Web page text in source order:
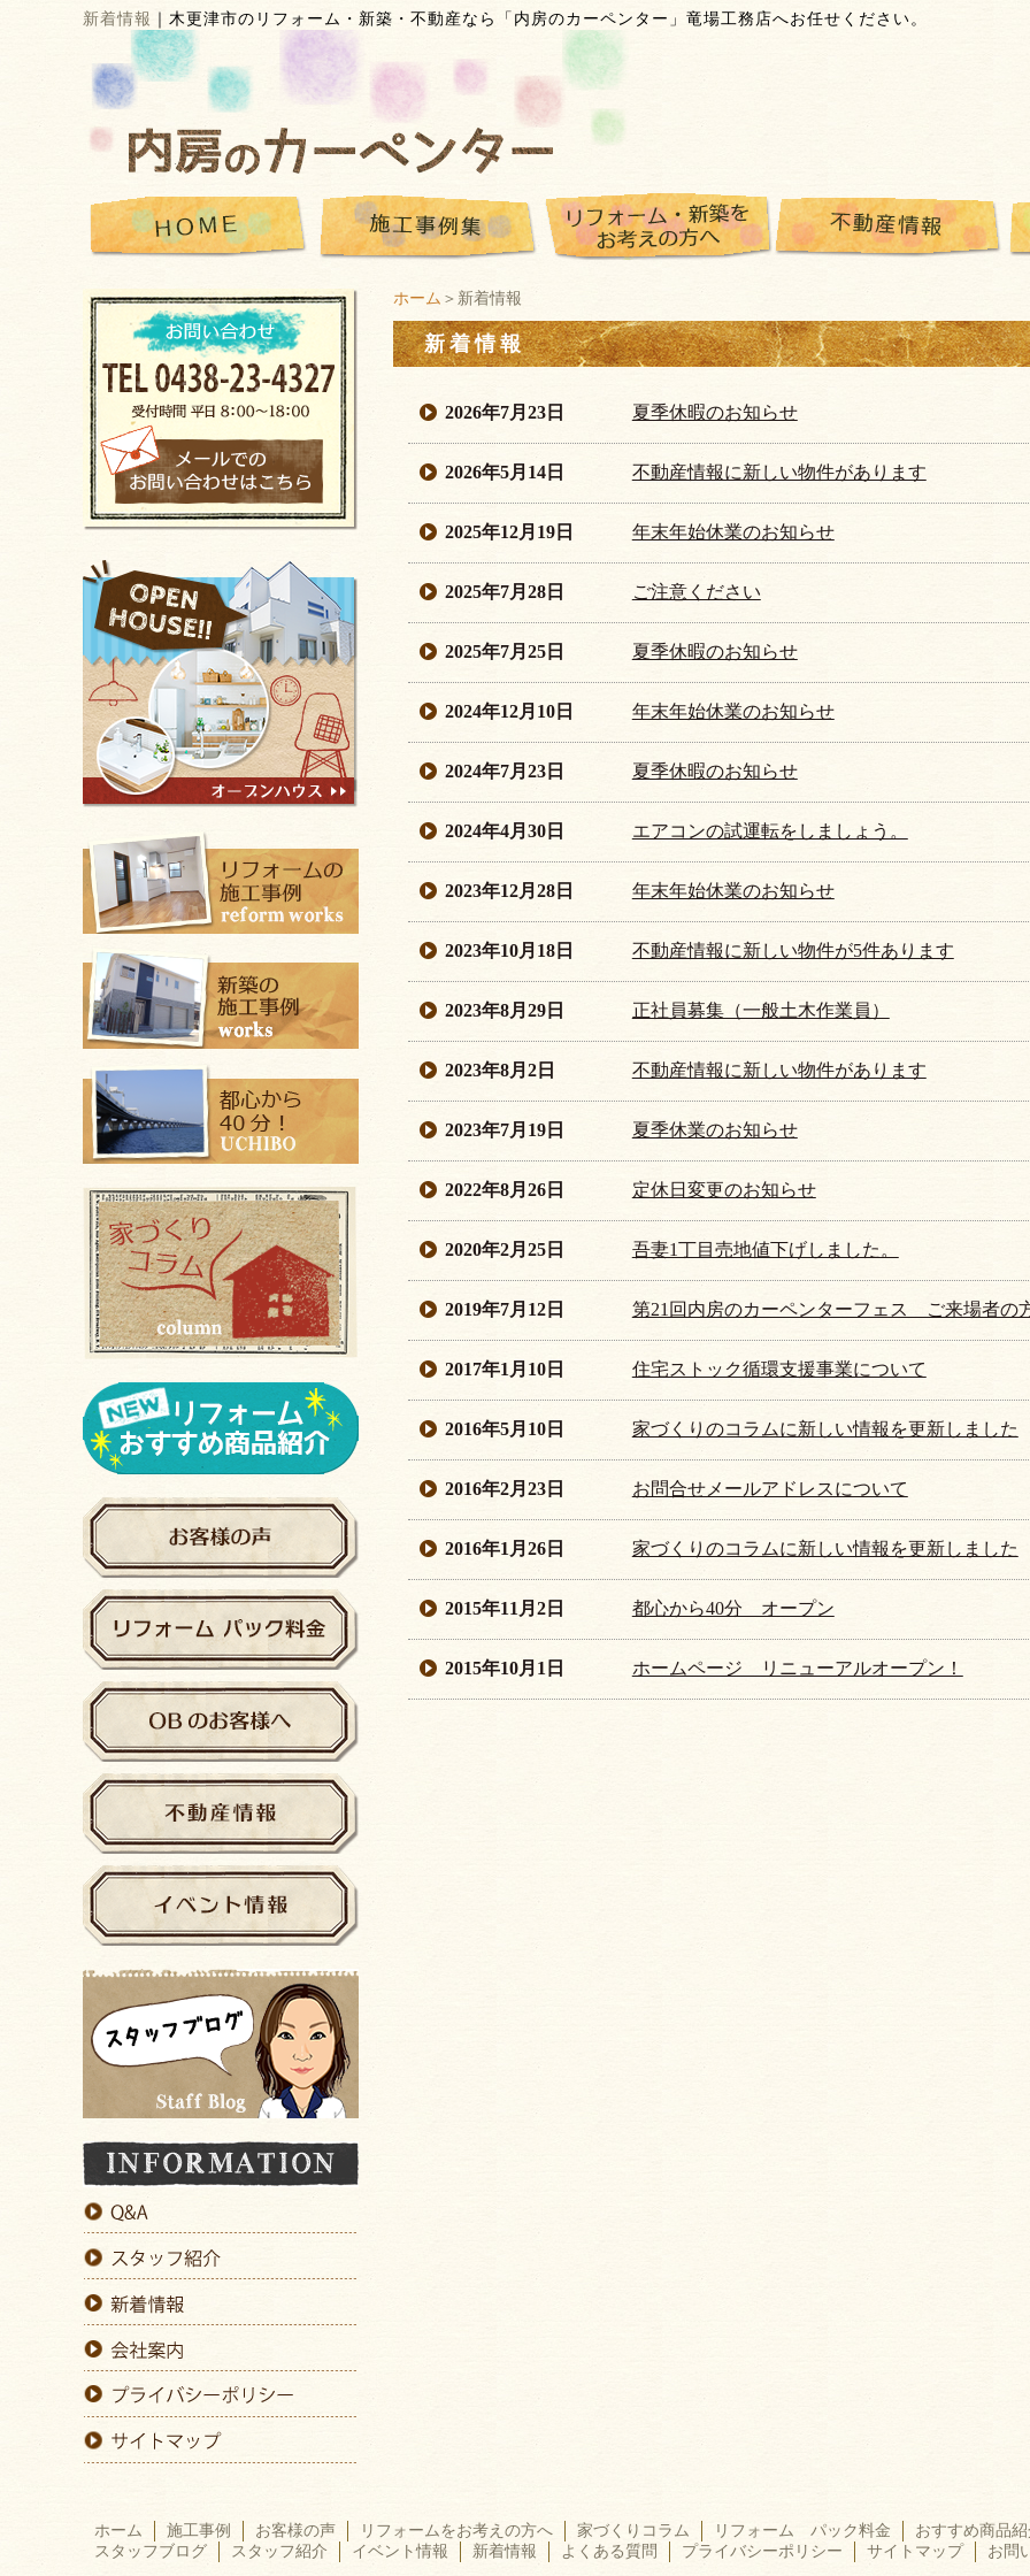
新着情報 木更津市のリフォーム・新築・不動産なら「内房のカーペンター」竜場工務店へお任せください。
ホーム ＞新着情報
新着情報
2026年7月23日 夏季休暇のお知らせ
2026年5月14日 不動産情報に新しい物件があります
2025年12月19日 年末年始休業のお知らせ
2025年7月28日 ご注意ください
2025年7月25日 夏季休暇のお知らせ
2024年12月10日 年末年始休業のお知らせ
2024年7月23日 夏季休暇のお知らせ
2024年4月30日 エアコンの試運転をしましょう。
2023年12月28日 年末年始休業のお知らせ
2023年10月18日 不動産情報に新しい物件が5件あります
2023年8月29日 正社員募集（一般土木作業員）
2023年8月2日 不動産情報に新しい物件があります
2023年7月19日 夏季休業のお知らせ
2022年8月26日 定休日変更のお知らせ
2020年2月25日 吾妻1丁目売地値下げしました。
2019年7月12日 第21回内房のカーペンターフェス ご来場者の
2017年1月10日 住宅ストック循環支援事業について
2016年5月10日 家づくりのコラムに新しい情報を更新しました
2016年2月23日 お問合せメールアドレスについて
2016年1月26日 家づくりのコラムに新しい情報を更新しました
2015年11月2日 都心から40分 オープン
2015年10月1日 ホームページ リニューアルオープン！
ホーム 施工事例 お客様の声 リフォームをお考えの方へ 家づくりコラム リフォーム パック料金
おすすめ商品
スタッフブログ
スタッフ紹介 イベント情報 新着情報 よくある質問 プライバシーポリシー サイトマップ お問